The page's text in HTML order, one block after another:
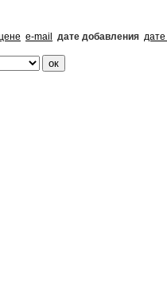
e-mail дате добавления